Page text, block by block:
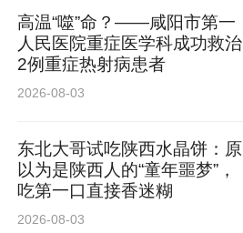
高温“噬”命？——咸阳市第一
人民医院重症医学科成功救治
2例重症热射病患者
2026-08-03
东北大哥试吃陕西水晶饼：原
以为是陕西人的“童年噩梦”，
吃第一口直接香迷糊
2026-08-03